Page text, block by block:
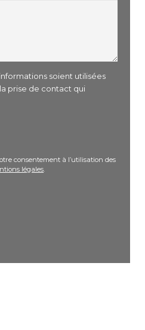
soient utilisées
prise de contact qui
consentement à l’utilisation des
légales.